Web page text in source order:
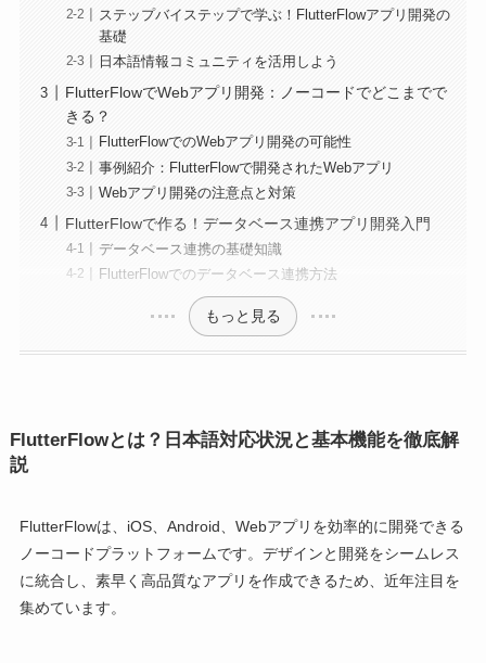
ステップバイステップで学ぶ！FlutterFlowアプリ開発の
基礎
日本語情報コミュニティを活用しよう
FlutterFlowでWebアプリ開発：ノーコードでどこまでで
きる？
FlutterFlowでのWebアプリ開発の可能性
事例紹介：FlutterFlowで開発されたWebアプリ
Webアプリ開発の注意点と対策
FlutterFlowで作る！データベース連携アプリ開発入門
データベース連携の基礎知識
FlutterFlowでのデータベース連携方法
もっと見る
FlutterFlowとは？日本語対応状況と基本機能を徹底解
説
FlutterFlowは、iOS、Android、Webアプリを効率的に開発できる
ノーコードプラットフォームです。デザインと開発をシームレス
に統合し、素早く高品質なアプリを作成できるため、近年注目を
集めています。